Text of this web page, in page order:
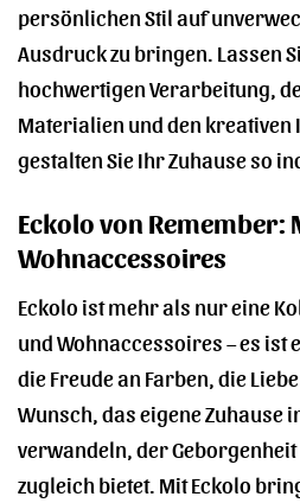
persönlichen Stil auf
Ausdruck zu bringen. Lassen
hochwertigen Verarbeitung,
Materialien und den
gestalten Sie Ihr Zuhause so
Eckolo von Remember:
Wohnaccessoires
Eckolo ist mehr als nur eine
und Wohnaccessoires – es ist
die Freude an Farben, die
Wunsch, das eigene Zuhause
verwandeln, der
zugleich bietet. Mit Eckolo